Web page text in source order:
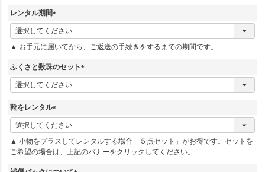
レンタル期間
(
必
須
▲ お手元に届いてから、ご返送の手続きをするまでの期間です。
ふくさと数珠のセット
(
必
靴をレンタル
(
必
須
)
▲ 小物をプラスしてレンタルする場合「５点セット」がお得です。セットを
ご希望の場合は、上記のバナーをクリックしてください。